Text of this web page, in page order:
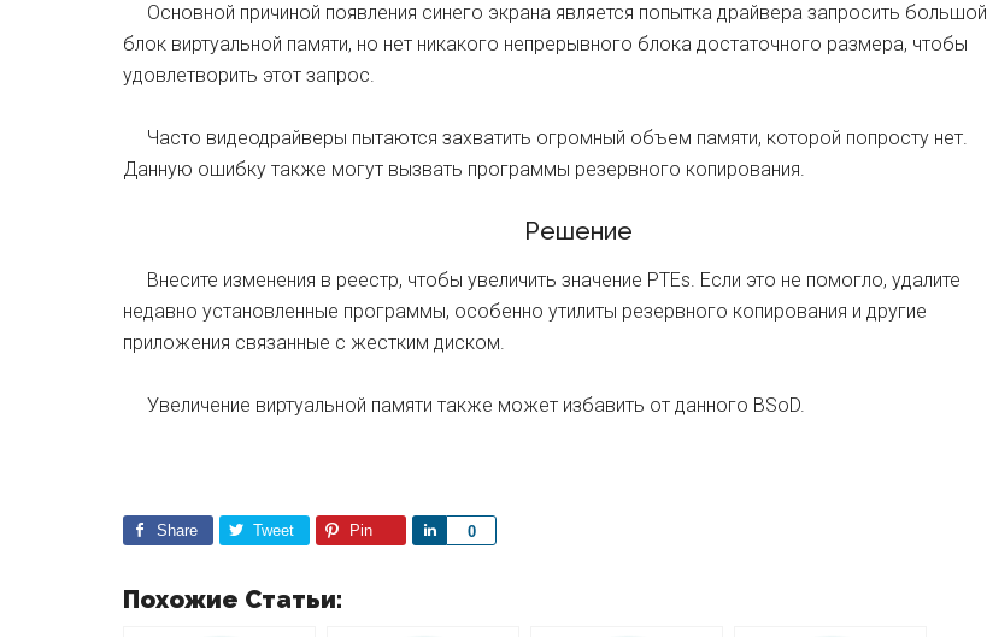
Основной причиной появления синего экрана является попытка драйвера запросить большой
блок виртуальной памяти, но нет никакого непрерывного блока достаточного размера, чтобы
удовлетворить этот запрос.
Часто видеодрайверы пытаются захватить огромный объем памяти, которой попросту нет.
Данную ошибку также могут вызвать программы резервного копирования.
Решение
Внесите изменения в реестр, чтобы увеличить значение PTEs. Если это не помогло, удалите
недавно установленные программы, особенно утилиты резервного копирования и другие
приложения связанные с жестким диском.
Увеличение виртуальной памяти также может избавить от данного BSoD.
Share Tweet Pin 0
Похожие Статьи: